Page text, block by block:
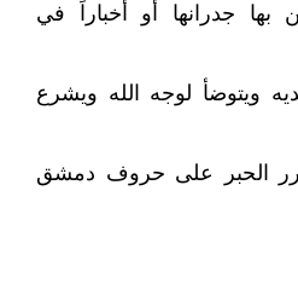
جدرانها أو أخباراً في
ويتوضأ لوجه الله ويشرع
الحبر على حروف دمشق